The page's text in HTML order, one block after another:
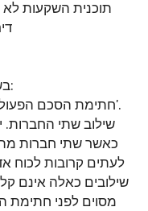
תוכנית השקעות לא
בשלב זה של התהליך יהיו שני צירי זמן:
1. חתימת הסכם הפעולה: רכישת נכסים, רכישה, מיזוג וכו'.
כאשר שתי חברות
לעתים קרובות לכוח
שילובים כאלה אינם
מסוים לפני חתימת